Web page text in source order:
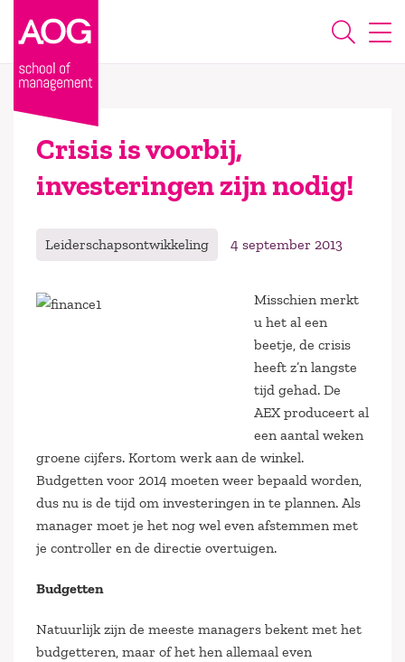
Crisis is voorbij,
investeringen zijn nodig!
Leiderschapsontwikkeling 4 september 2013
Misschien merkt
u het al een
beetje, de crisis
heeft z’n langste
tijd gehad. De
AEX produceert al
een aantal weken
groene cijfers. Kortom werk aan de winkel.
Budgetten voor 2014 moeten weer bepaald worden,
dus nu is de tijd om investeringen in te plannen. Als
manager moet je het nog wel even afstemmen met
je controller en de directie overtuigen.
Budgetten
Natuurlijk zijn de meeste managers bekent met het
budgetteren, maar of het hen allemaal even